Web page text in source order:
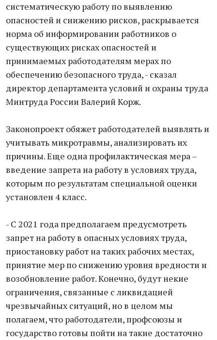
систематическую работу по выявлению
опасностей и снижению рисков, раскрывается
норма об информировании работников о
существующих рисках опасностей и
принимаемых работодателям мерах по
обеспечению безопасного труда, - сказал
директор департамента условий и охраны труда
Минтруда России Валерий Корж.
Законопроект обяжет работодателей выявлять и
учитывать микротравмы, анализировать их
причины. Еще одна профилактическая мера –
введение запрета на работу в условиях труда,
которым по результатам специальной оценки
установлен 4 класс.
- С 2021 года предполагаем предусмотреть
запрет на работу в опасных условиях труда,
приостановку работ на таких рабочих местах,
принятие мер по снижению уровня вредности и
возобновление работ. Конечно, будут некие
ограничения, связанные с ликвидацией
чрезвычайных ситуаций, но в целом мы
полагаем, что работодатели, профсоюзы и
государство готовы пойти на такие достаточно